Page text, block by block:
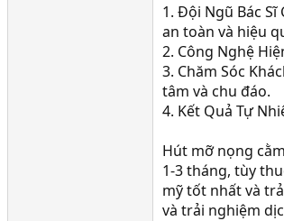
1. Đội Ngũ Bác
an toàn và hiệu
2. Công Nghệ
3. Chăm Sóc
tâm và chu đáo.
4. Kết Quả Tự
Hút mỡ nọng
1-3 tháng, tùy
mỹ tốt nhất và
và trải nghiệm